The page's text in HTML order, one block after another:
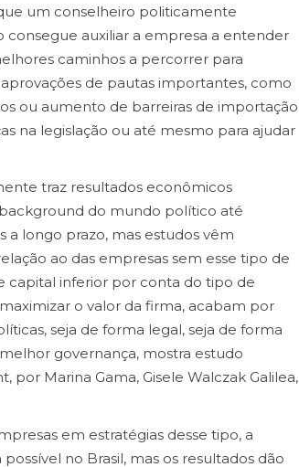
um conselheiro politicamente
consegue auxiliar a empresa a entender
caminhos a percorrer para
de pautas importantes, como
ou aumento de barreiras de importação
na legislação ou até mesmo para ajudar
traz resultados econômicos
do mundo político até
longo prazo, mas estudos vêm
ao das empresas sem esse tipo de
capital inferior por conta do tipo de
o valor da firma, acabam por
seja de forma legal, seja de forma
governança, mostra estudo
Marina Gama, Gisele Walczak Galilea,
em estratégias desse tipo, a
no Brasil, mas os resultados dão